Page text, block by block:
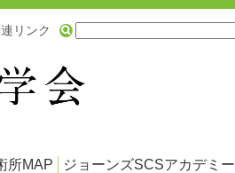
リンク
所MAP
ジョーンズSCSアカデミー